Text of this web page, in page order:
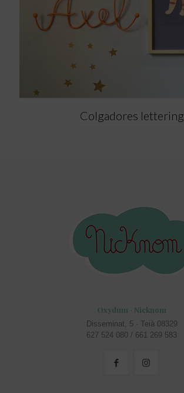
Colgadores lettering
Oxydum · Nicknom
Disseminat, 5 · Teià 08329
627 524 080 / 661 269 583